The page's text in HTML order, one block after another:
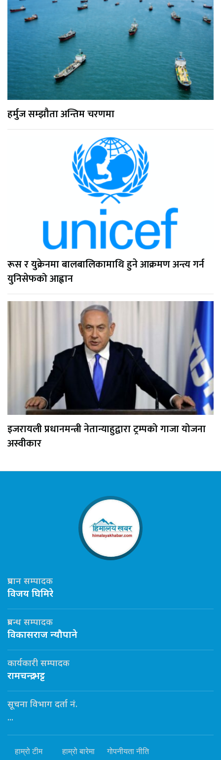
हर्मुज सम्झौता अन्तिम चरणमा
रूस र युक्रेनमा बालबालिकामाथि हुने आक्रमण अन्त्य गर्न
युनिसेफको आह्वान
इजरायली प्रधानमन्त्री नेतान्याहुद्वारा ट्रम्पको गाजा योजना
अस्वीकार
प्रधान सम्पादक
विजय घिमिरे
प्रबन्ध सम्पादक
विकासराज न्यौपाने
कार्यकारी सम्पादक
रामचन्द्र भट्ट
सूचना विभाग दर्ता नं.
...
हाम्रो टीम हाम्रो बारेमा गोपनीयता नीति